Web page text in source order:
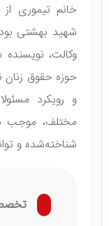
خانم تیموری
شهید بهشتی
وکالت،
حوزه حقوق
و رویکرد
مختلف، موجب
شناخته‌شده و